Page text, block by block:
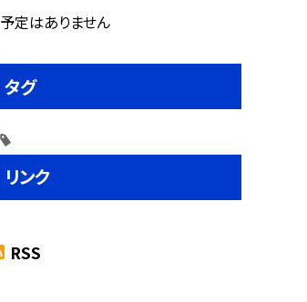
予定はありません
タグ
リンク
RSS